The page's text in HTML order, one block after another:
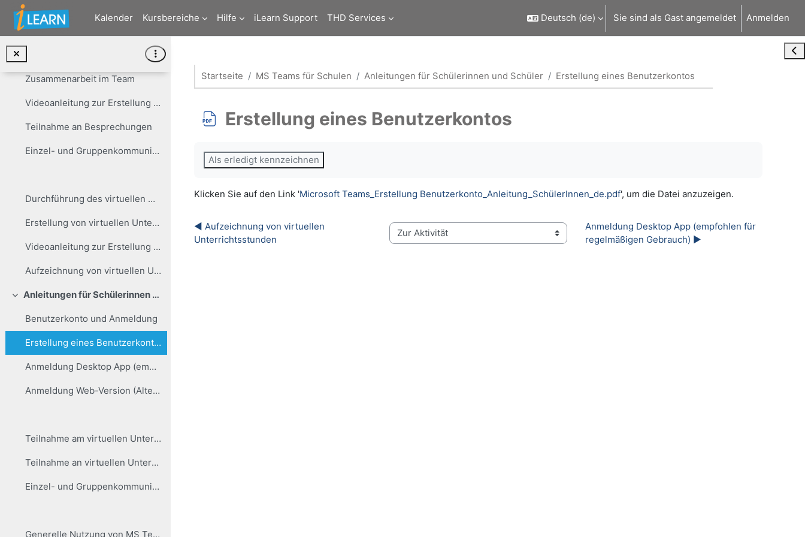
Zum Hauptinhalt
Kalender
Kursbereiche Hilfe iLearn Support THD Services Deutsch ‎(de)‎ Sie sind als Gast angemeldet Anmelden
...
Zusammenarbeit im Team
Videoanleitung zur Erstellung von Besprechungen
Teilnahme an Besprechungen
Einzel- und Gruppenkommunikation
Durchführung des virtuellen Unterrichts
Erstellung von virtuellen Unterrichtsstunden
Videoanleitung zur Erstellung virtueller Lehrveranstaltungen mit der Kalender-Funktion
Aufzeichnung von virtuellen Unterrichtsstunden
Einklappen Anleitungen für Schülerinnen und Schüler
Benutzerkonto und Anmeldung
Erstellung eines Benutzerkontos
Anmeldung Desktop App (empfohlen für regelmäßigen Gebrauch)
Anmeldung Web-Version (Alternative zu Desktop App)
Teilnahme am virtuellen Unterricht
Teilnahme an virtuellen Unterrichtsstunden
Einzel- und Gruppenkommunikation
Generelle Nutzung von MS Teams
Startseite MS Teams für Schulen Anleitungen für Schülerinnen und Schüler Erstellung eines Benutzerkontos
Erstellung eines Benutzerkontos
Als erledigt kennzeichnen
Klicken Sie auf den Link 'Microsoft Teams_Erstellung Benutzerkonto_Anleitung_SchülerInnen_de.pdf', um die Datei anzuzeigen.
◀︎ Aufzeichnung von virtuellen
Unterrichtsstunden
Zur Aktivität
Anmeldung Desktop App (empfohlen für
regelmäßigen Gebrauch) ▶︎